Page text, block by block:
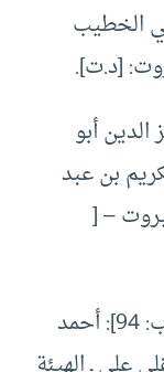
الخطيب
[د.ت].
الدين أبو
بن عبد
– [
المبرد.. حياته وآثاره [أعلام العرب: 94]: أحمد